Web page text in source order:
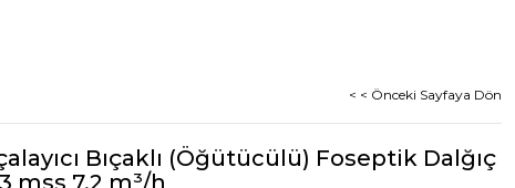
< < Önceki Sayfaya Dön
Bıçaklı (Öğütücülü) Foseptik Dalğıç
mss 7.2 m³/h